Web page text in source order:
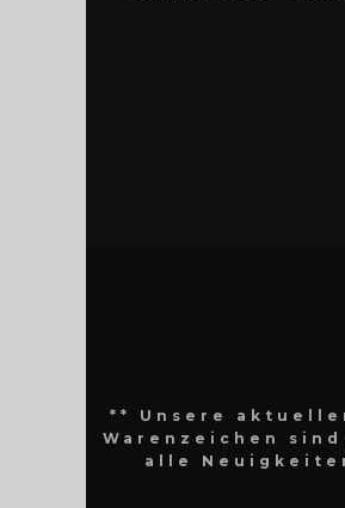
** Unsere
Warenzeichen
alle